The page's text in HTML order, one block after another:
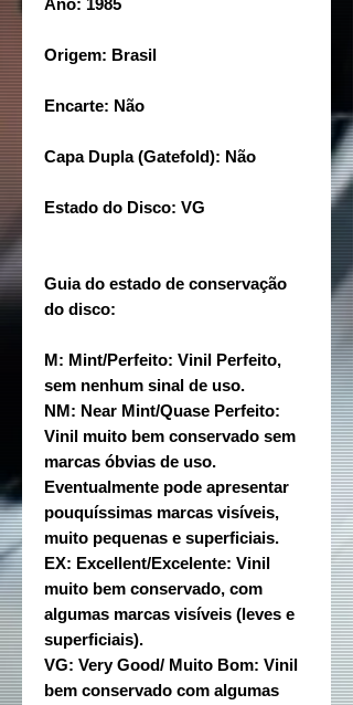
Ano: 1985
Origem: Brasil
Encarte: Não
Capa Dupla (Gatefold): Não
Estado do Disco: VG
Guia do estado de conservação
do disco:
M: Mint/Perfeito: Vinil Perfeito,
sem nenhum sinal de uso.
NM: Near Mint/Quase Perfeito:
Vinil muito bem conservado sem
marcas óbvias de uso.
Eventualmente pode apresentar
pouquíssimas marcas visíveis,
muito pequenas e superficiais.
EX: Excellent/Excelente: Vinil
muito bem conservado, com
algumas marcas visíveis (leves e
superficiais).
VG: Very Good/ Muito Bom: Vinil
bem conservado com algumas